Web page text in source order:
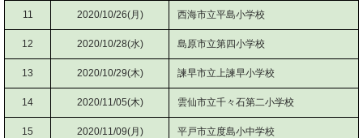
11 2020/10/26(月) 西海市立平島小学校
12 2020/10/28(水) 島原市立第四小学校
13 2020/10/29(木) 諫早市立上諫早小学校
14 2020/11/05(木) 雲仙市立千々石第二小学校
15 2020/11/09(月) 平戸市立度島小中学校